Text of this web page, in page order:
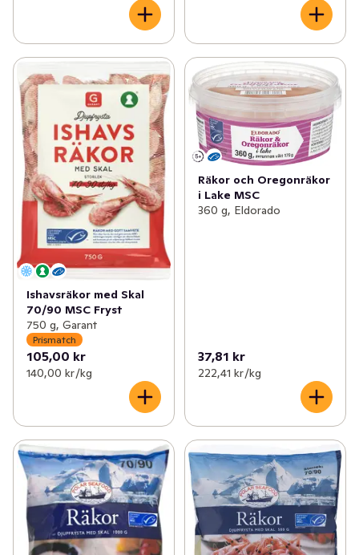
Ishavsräkor med Skal
70/90 MSC Fryst
750 g, Garant
Prismatch
105,00 kr
140,00 kr /kg
Räkor och Oregonräkor
i Lake MSC
360 g, Eldorado
37,81 kr
222,41 kr /kg